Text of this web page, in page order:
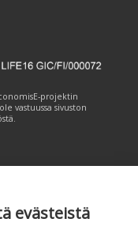
evästeistä
projektin
vastuussa sivuston